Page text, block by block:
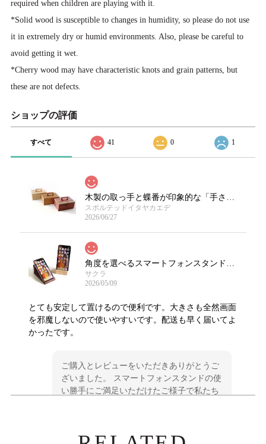
required when children are playing with it.
*Solid wood is susceptible to changes in humidity, so please do not use
it in extremely dry or humid environments. Also, please be careful to
avoid getting it wet.
*Cherry wood may have characteristic knots and grain patterns, but
these are not defects.
ショップの評価
すべて 41 0 1
木製の取っ手と蝶番が印象的な「手さげ木箱」/限定樹種
スポルテッドイタヤカエデ
2026/06/27
角度を選べるスマートフォンスタンド（縦置可）
サクラ
2026/05/09
とても安定して置けるので便利です。大きさも全然画面
を邪魔しないので使いやすいです。配送も早く届いてよ
かったです。
ご購入とレビューをいただきありがとうご
ざいました。 スマートフォンスタンドの使
い勝手にご満足いただけたご様子で私たち